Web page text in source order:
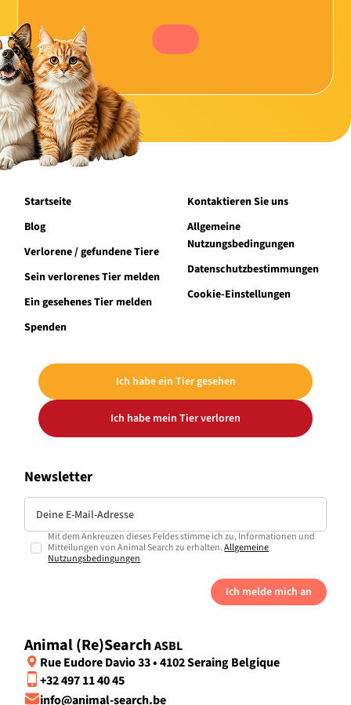
Animal (Re)SearchASBL
Rue Eudore Davio 33 • 4102 Seraing Belgique
+32 497 11 40 45
info@animal-search.be
Startseite
Blog
Verlorene / gefundene Tiere
Sein verlorenes Tier melden
Ein gesehenes Tier melden
Spenden
Kontaktieren Sie uns
Allgemeine
Nutzungsbedingungen
Datenschutzbestimmungen
Cookie-Einstellungen
Ich habe ein Tier gesehen
Ich habe mein Tier verloren
Newsletter
Mit dem Ankreuzen dieses Feldes stimme ich zu, Informationen und
Mitteilungen von Animal Search zu erhalten.Allgemeine
Nutzungsbedingungen
Ich melde mich an